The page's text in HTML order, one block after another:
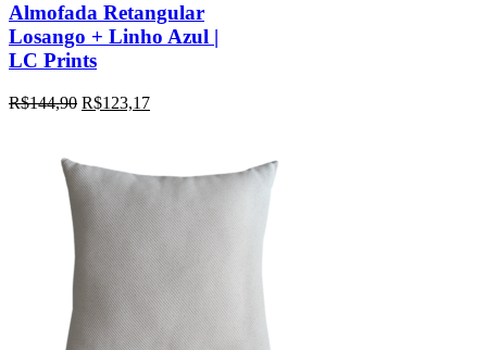
Almofada Retangular
Losango + Linho Azul |
LC Prints
R$144,90 R$123,17